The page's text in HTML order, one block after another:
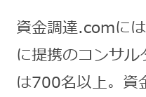
資金調達.comに
に提携のコンサ
は700名以上。資